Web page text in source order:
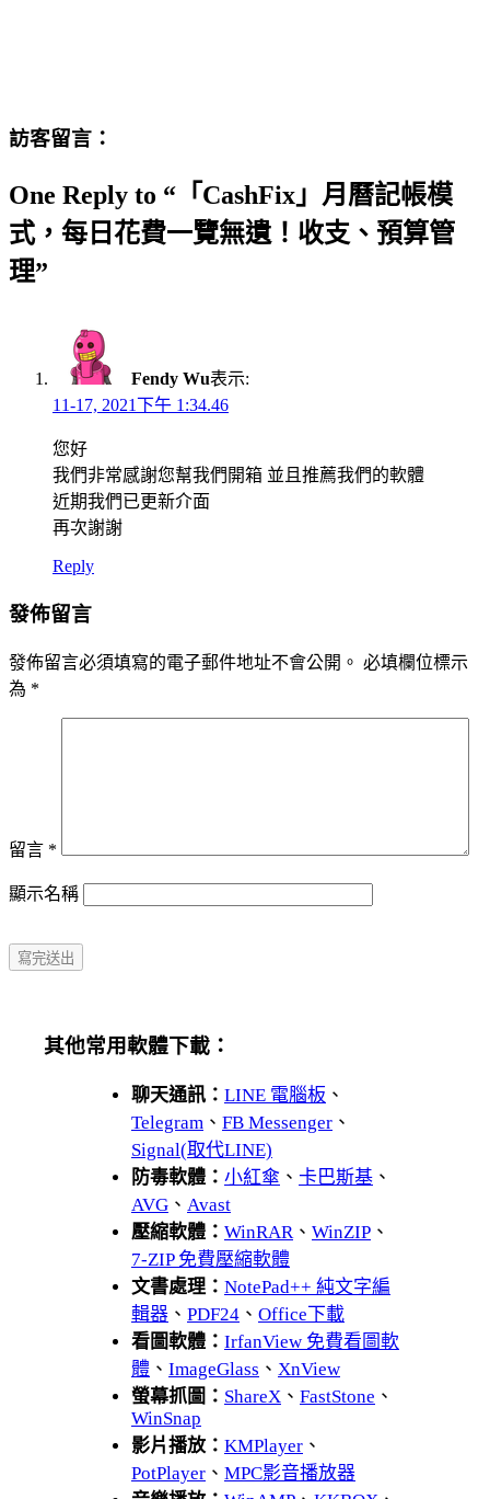
訪客留言：
One Reply to “「CashFix」月曆記帳模
式，每日花費一覽無遺！收支、預算管
理”
Fendy Wu表示:
11-17, 2021下午 1:34.46
您好
我們非常感謝您幫我們開箱 並且推薦我們的軟體
近期我們已更新介面
再次謝謝
Reply
發佈留言
發佈留言必須填寫的電子郵件地址不會公開。 必填欄位標示
為 *
留言 *
顯示名稱
其他常用軟體下載：
聊天通訊： LINE 電腦板 、
Telegram 、 FB Messenger 、
Signal(取代LINE)
防毒軟體： 小紅傘 、 卡巴斯基 、
AVG 、 Avast
壓縮軟體： WinRAR、 WinZIP 、
7-ZIP 免費壓縮軟體
文書處理： NotePad++ 純文字編
輯器 、 PDF24 、 Office下載
看圖軟體： IrfanView 免費看圖軟
體 、 ImageGlass 、 XnView
螢幕抓圖： ShareX 、 FastStone 、
WinSnap
影片播放： KMPlayer 、
PotPlayer 、 MPC影音播放器